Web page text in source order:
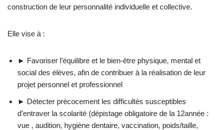
construction de leur personnalité individuelle et collective.
Elle vise à :
► Favoriser l’équilibre et le bien-être physique, mental et
social des élèves, afin de contribuer à la réalisation de leur
projet personnel et professionnel
► Détecter précocement les difficultés susceptibles
d’entraver la scolarité (dépistage obligatoire de la 12année :
vue , audition, hygiène dentaire, vaccination, poids/taille,